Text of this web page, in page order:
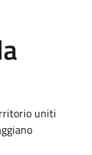
uniti